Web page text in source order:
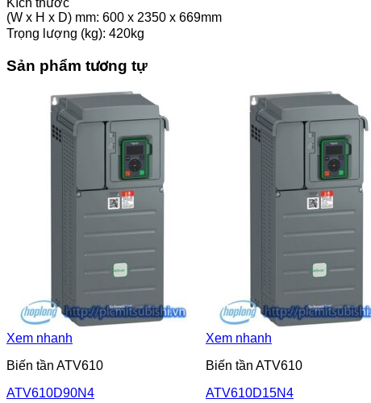
(W x H x D) mm: 600 x 2350 x 669mm
Trọng lượng (kg): 420kg
Sản phẩm tương tự
Xem nhanh
Biến tần ATV610
ATV610D90N4
Xem nhanh
Biến tần ATV610
ATV610D15N4